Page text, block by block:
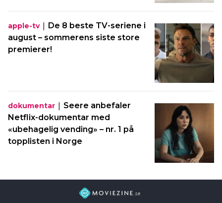
apple-tv| De 8 beste TV-seriene i
august – sommerens siste store
premierer!
dokumentar | Seere anbefaler
Netflix-dokumentar med
«ubehagelig vending» – nr. 1 på
topplisten i Norge